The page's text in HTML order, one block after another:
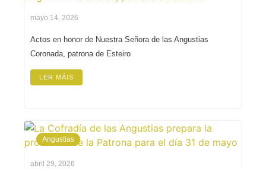
mayo 14, 2026
Actos en honor de Nuestra Señora de las Angustias
Coronada, patrona de Esteiro
LER MÁIS
Angustias
abril 29, 2026